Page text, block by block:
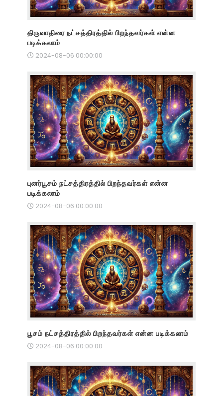
திருவாதிரை நட்சத்திரத்தில் பிறந்தவர்கள் என்ன
படிக்கலாம்
2024-08-06 00:00:00
புனர்பூசம் நட்சத்திரத்தில் பிறந்தவர்கள் என்ன
படிக்கலாம்
2024-08-06 00:00:00
பூசம் நட்சத்திரத்தில் பிறந்தவர்கள் என்ன படிக்கலாம்
2024-08-06 00:00:00